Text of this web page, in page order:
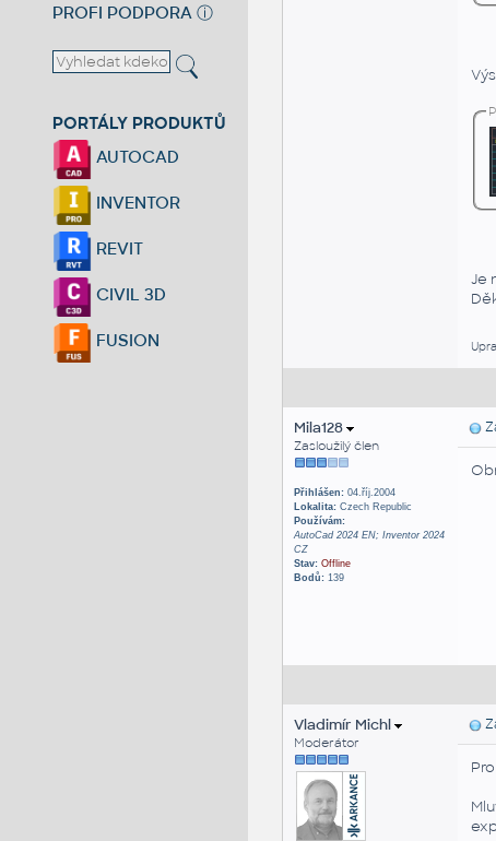
PROFI PODPORA ⓘ
PORTÁLY PRODUKTŮ
AUTOCAD
INVENTOR
REVIT
CIVIL 3D
FUSION
Je
Mila128
Zasloužilý člen
Přihlášen:04.říj.2004
Lokalita:Czech Republic
Používám:
AutoCad 2024 EN; Inventor 2024
CZ
Stav: Offline
Bodů:139
Vladimír Michl
Moderátor